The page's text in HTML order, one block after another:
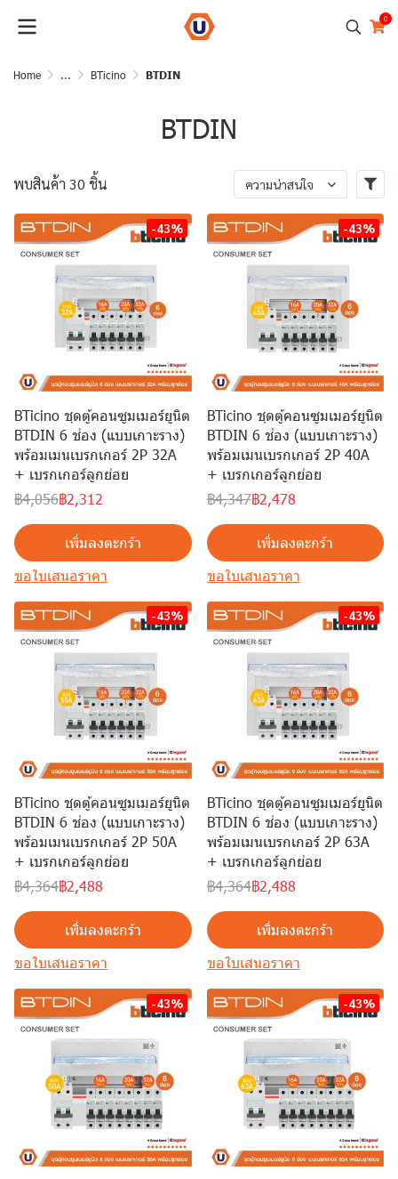
0
Home ... BTicino BTDIN
BTDIN
พบสินค้า 30 ชิ้น ความน่าสนใจ
-43%
BTicino ชุดตู้คอนซูมเมอร์ยูนิต
BTDIN 6 ช่อง (แบบเกาะราง)
พร้อมเมนเบรกเกอร์ 2P 32A
+ เบรกเกอร์ลูกย่อย
฿4,056฿2,312
เพิ่มลงตะกร้า
ขอใบเสนอราคา
-43%
BTicino ชุดตู้คอนซูมเมอร์ยูนิต
BTDIN 6 ช่อง (แบบเกาะราง)
พร้อมเมนเบรกเกอร์ 2P 40A
+ เบรกเกอร์ลูกย่อย
฿4,347฿2,478
เพิ่มลงตะกร้า
ขอใบเสนอราคา
-43%
BTicino ชุดตู้คอนซูมเมอร์ยูนิต
BTDIN 6 ช่อง (แบบเกาะราง)
พร้อมเมนเบรกเกอร์ 2P 50A
+ เบรกเกอร์ลูกย่อย
฿4,364฿2,488
เพิ่มลงตะกร้า
ขอใบเสนอราคา
-43%
BTicino ชุดตู้คอนซูมเมอร์ยูนิต
BTDIN 6 ช่อง (แบบเกาะราง)
พร้อมเมนเบรกเกอร์ 2P 63A
+ เบรกเกอร์ลูกย่อย
฿4,364฿2,488
เพิ่มลงตะกร้า
ขอใบเสนอราคา
-43% -43%